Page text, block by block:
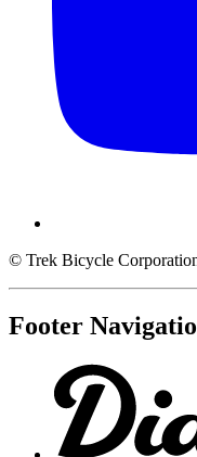
© Trek Bicycle
Footer